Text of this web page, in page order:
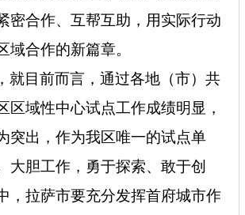
密合作、互帮互助，用实际行动
域合作的新篇章。
，就目前而言，通过各地（市）共
区域性中心试点工作成绩明显，
突出，作为我区唯一的试点单
大胆工作，勇于探索、敢于创
，拉萨市要充分发挥首府城市作